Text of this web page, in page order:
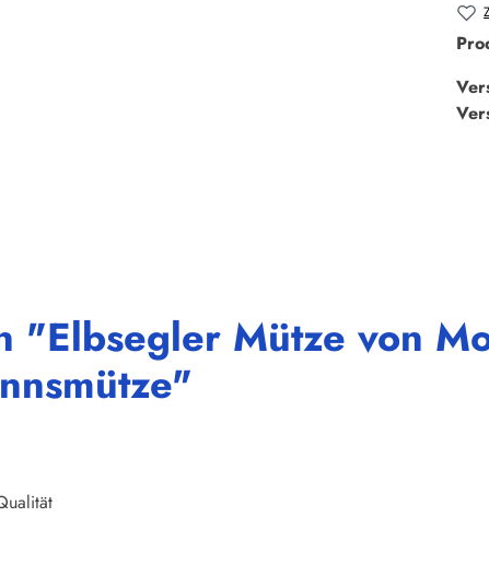
"Elbsegler Mütze von